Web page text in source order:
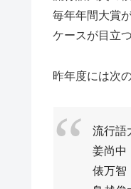
毎年年間大賞
ケースが目立
昨年度には次
流行語
姜尚中
俵万智